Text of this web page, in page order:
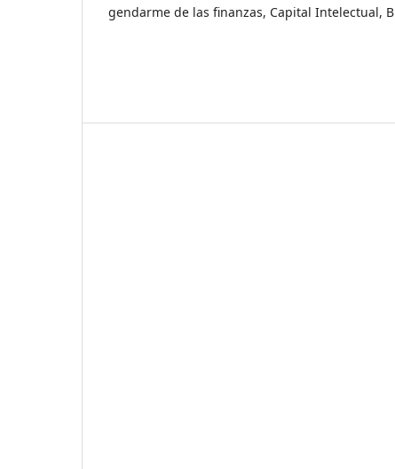
gendarme de las finanzas, Capital Intelectual,